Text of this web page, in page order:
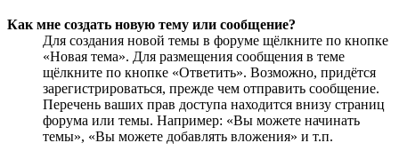
Как мне создать новую тему или сообщение?
Для создания новой темы в форуме щёлкните по кнопке
«Новая тема». Для размещения сообщения в теме
щёлкните по кнопке «Ответить». Возможно, придётся
зарегистрироваться, прежде чем отправить сообщение.
Перечень ваших прав доступа находится внизу страниц
форума или темы. Например: «Вы можете начинать
темы», «Вы можете добавлять вложения» и т.п.